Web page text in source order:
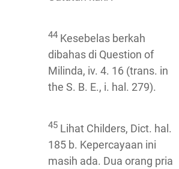
44 Kesebelas berkah
dibahas di Question of
Milinda, iv. 4. 16 (trans. in
the S. B. E., i. hal. 279).
45 Lihat Childers, Dict. hal.
185 b. Kepercayaan ini
masih ada. Dua orang pria